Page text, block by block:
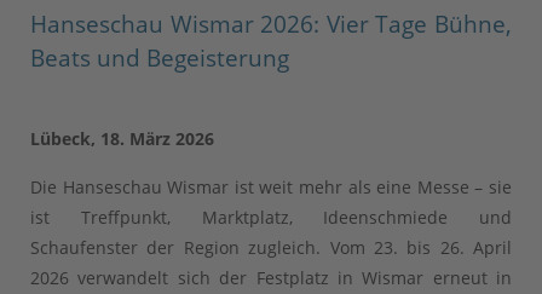
Hanseschau Wismar 2026: Vier Tage Bühne,
Beats und Begeisterung
Lübeck, 18. März 2026
Die Hanseschau Wismar ist weit mehr als eine Messe – sie
ist Treffpunkt, Marktplatz, Ideenschmiede und
Schaufenster der Region zugleich. Vom 23. bis 26. April
2026 verwandelt sich der Festplatz in Wismar erneut in